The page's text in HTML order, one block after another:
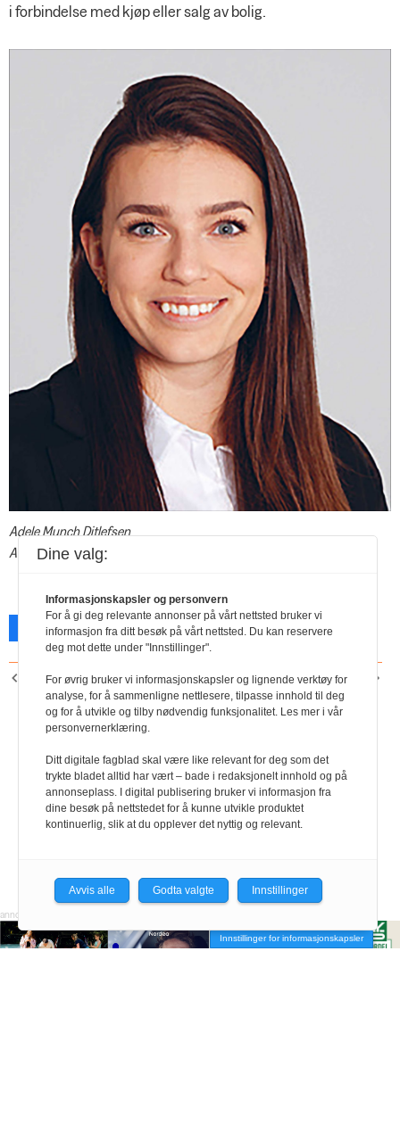
i forbindelse med kjøp eller salg av bolig.
Adele Munch Ditlefsen
Advokatfullmektig, Legal24 Advokatfirma
Facebook X Skriv ut
FORRIGE ARTIKKEL
Hedersprisen til Svein Ivar
Johansen
NESTE ARTIKKEL
Arbeidsmiljøloven skal bli
bedre
Innstillinger for informasjonskapsler
Dine valg:
Informasjonskapsler og personvern
For å gi deg relevante annonser på vårt nettsted bruker vi
informasjon fra ditt besøk på vårt nettsted. Du kan reservere
deg mot dette under "Innstillinger".
For øvrig bruker vi informasjonskapsler og lignende verktøy for
analyse, for å sammenligne nettlesere, tilpasse innhold til deg
og for å utvikle og tilby nødvendig funksjonalitet. Les mer i vår
personvernerklæring.
Ditt digitale fagblad skal være like relevant for deg som det
trykte bladet alltid har vært – bade i redaksjonelt innhold og på
annonseplass. I digital publisering bruker vi informasjon fra
dine besøk på nettstedet for å kunne utvikle produktet
kontinuerlig, slik at du opplever det nyttig og relevant.
Avvis alle Godta valgte Innstillinger